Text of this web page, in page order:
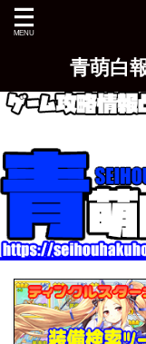
青萌白